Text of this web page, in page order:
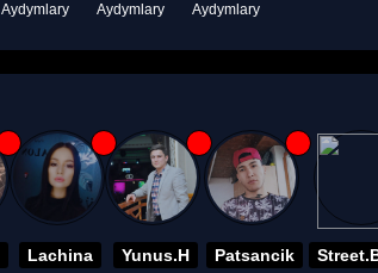
Aydymlary Aydymlary Aydymlary
Lachina Yunus.H Patsancik